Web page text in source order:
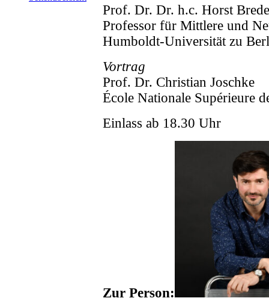
Prof. Dr. Dr. h.c. Horst
Professor für Mittlere und
Humboldt-Universität zu
Vortrag
Prof. Dr. Christian Joschke
École Nationale Supérieure
Einlass ab 18.30 Uhr
Zur Person: